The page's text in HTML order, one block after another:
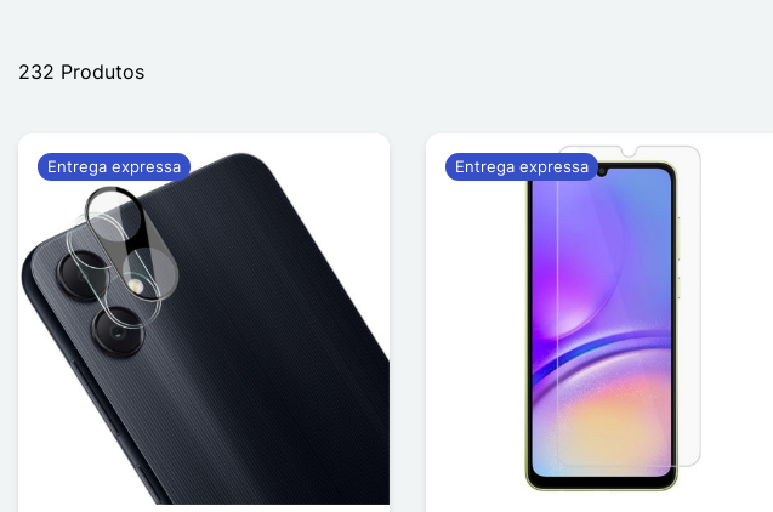
232 Produtos
Entrega expressa Entrega expressa